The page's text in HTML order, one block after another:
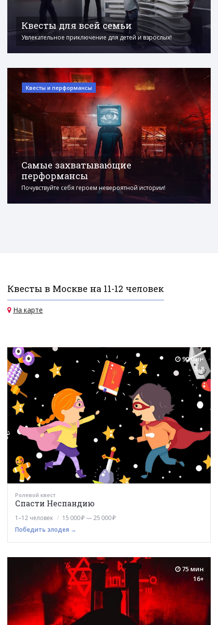
Квесты для всей семьи
Увлекательное приключение для детей и взрослых!
Квесты и перформансы
Самые захватывающие
перформансы
Почувствуйте себя героем невероятной истории!
Квесты в Москве на 11-12 человек
На карте
90 мин
5-8
Ролевой квест
Спасти Неспандию
1–12 человек
15 000 ₽ — 25 000 ₽
Победить злодея →
75 мин
16+